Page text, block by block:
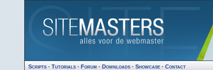
Scripts- Tutorials- Forum- Downloads- Showcase- Contact